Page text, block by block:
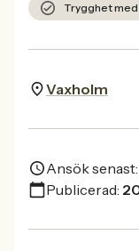
Trygghet
Vaxholm
Ansök senast:
Publicerad: